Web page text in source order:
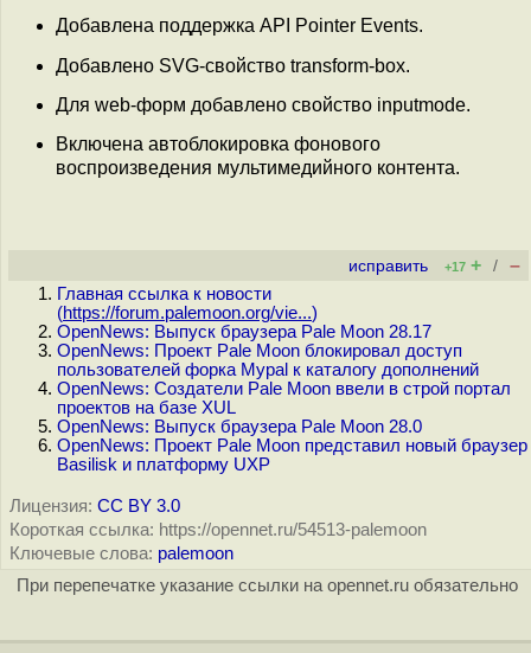
Добавлена поддержка API Pointer Events.
Добавлено SVG-свойство transform-box.
Для web-форм добавлено свойство inputmode.
Включена автоблокировка фонового
воспроизведения мультимедийного контента.
исправить +17 + / –
Главная ссылка к новости
(https://forum.palemoon.org/vie...)
OpenNews: Выпуск браузера Pale Moon 28.17
OpenNews: Проект Pale Moon блокировал доступ
пользователей форка Mypal к каталогу дополнений
OpenNews: Создатели Pale Moon ввели в строй портал
проектов на базе XUL
OpenNews: Выпуск браузера Pale Moon 28.0
OpenNews: Проект Pale Moon представил новый браузер
Basilisk и платформу UXP
Лицензия: CC BY 3.0
Короткая ссылка: https://opennet.ru/54513-palemoon
Ключевые слова: palemoon
При перепечатке указание ссылки на opennet.ru обязательно